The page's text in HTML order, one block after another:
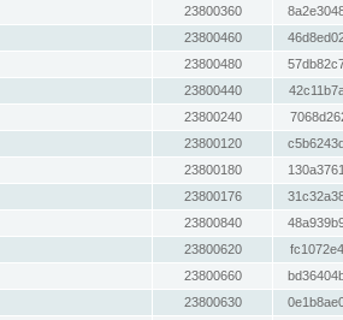
23800360
23800460
23800480
23800440
23800240
23800120
23800180
23800176
23800840
23800620
23800660
23800630